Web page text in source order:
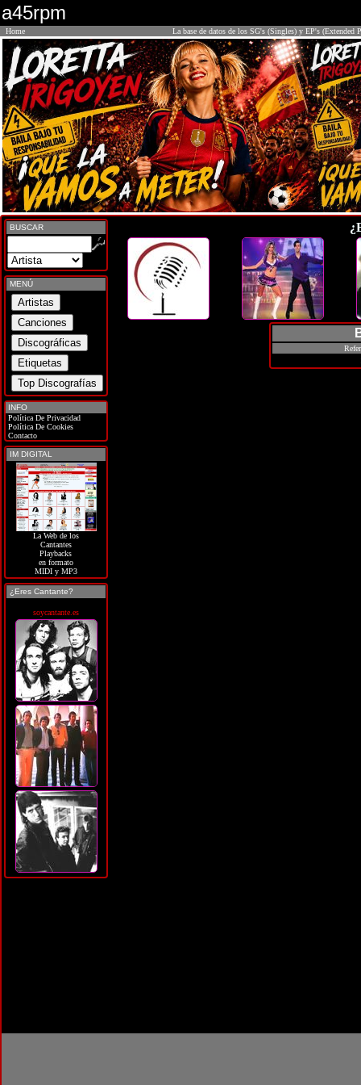
a45rpm
Home La base de datos de los SG's (Singles) y EP's (Extended
BUSCAR
MENÚ
INFO
Política De Privacidad
Política De Cookies
Contacto
IM DIGITAL
La Web de los
Cantantes
Playbacks
en formato
MIDI y MP3
¿Eres Cantante?
soycantante.es